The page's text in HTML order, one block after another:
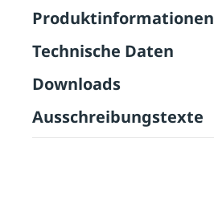
Produktinformationen
Technische Daten
Downloads
Ausschreibungstexte